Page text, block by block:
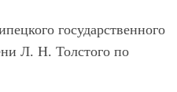
государственного
Л. Н. Толстого по